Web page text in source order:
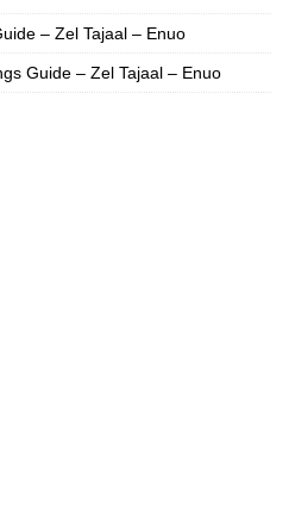
– Zel Tajaal – Enuo
Guide – Zel Tajaal – Enuo